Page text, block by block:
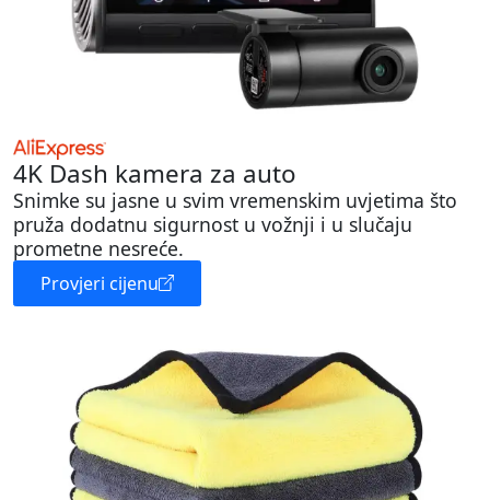
4K Dash kamera za auto
Snimke su jasne u svim vremenskim uvjetima što
pruža dodatnu sigurnost u vožnji i u slučaju
prometne nesreće.
Provjeri cijenu